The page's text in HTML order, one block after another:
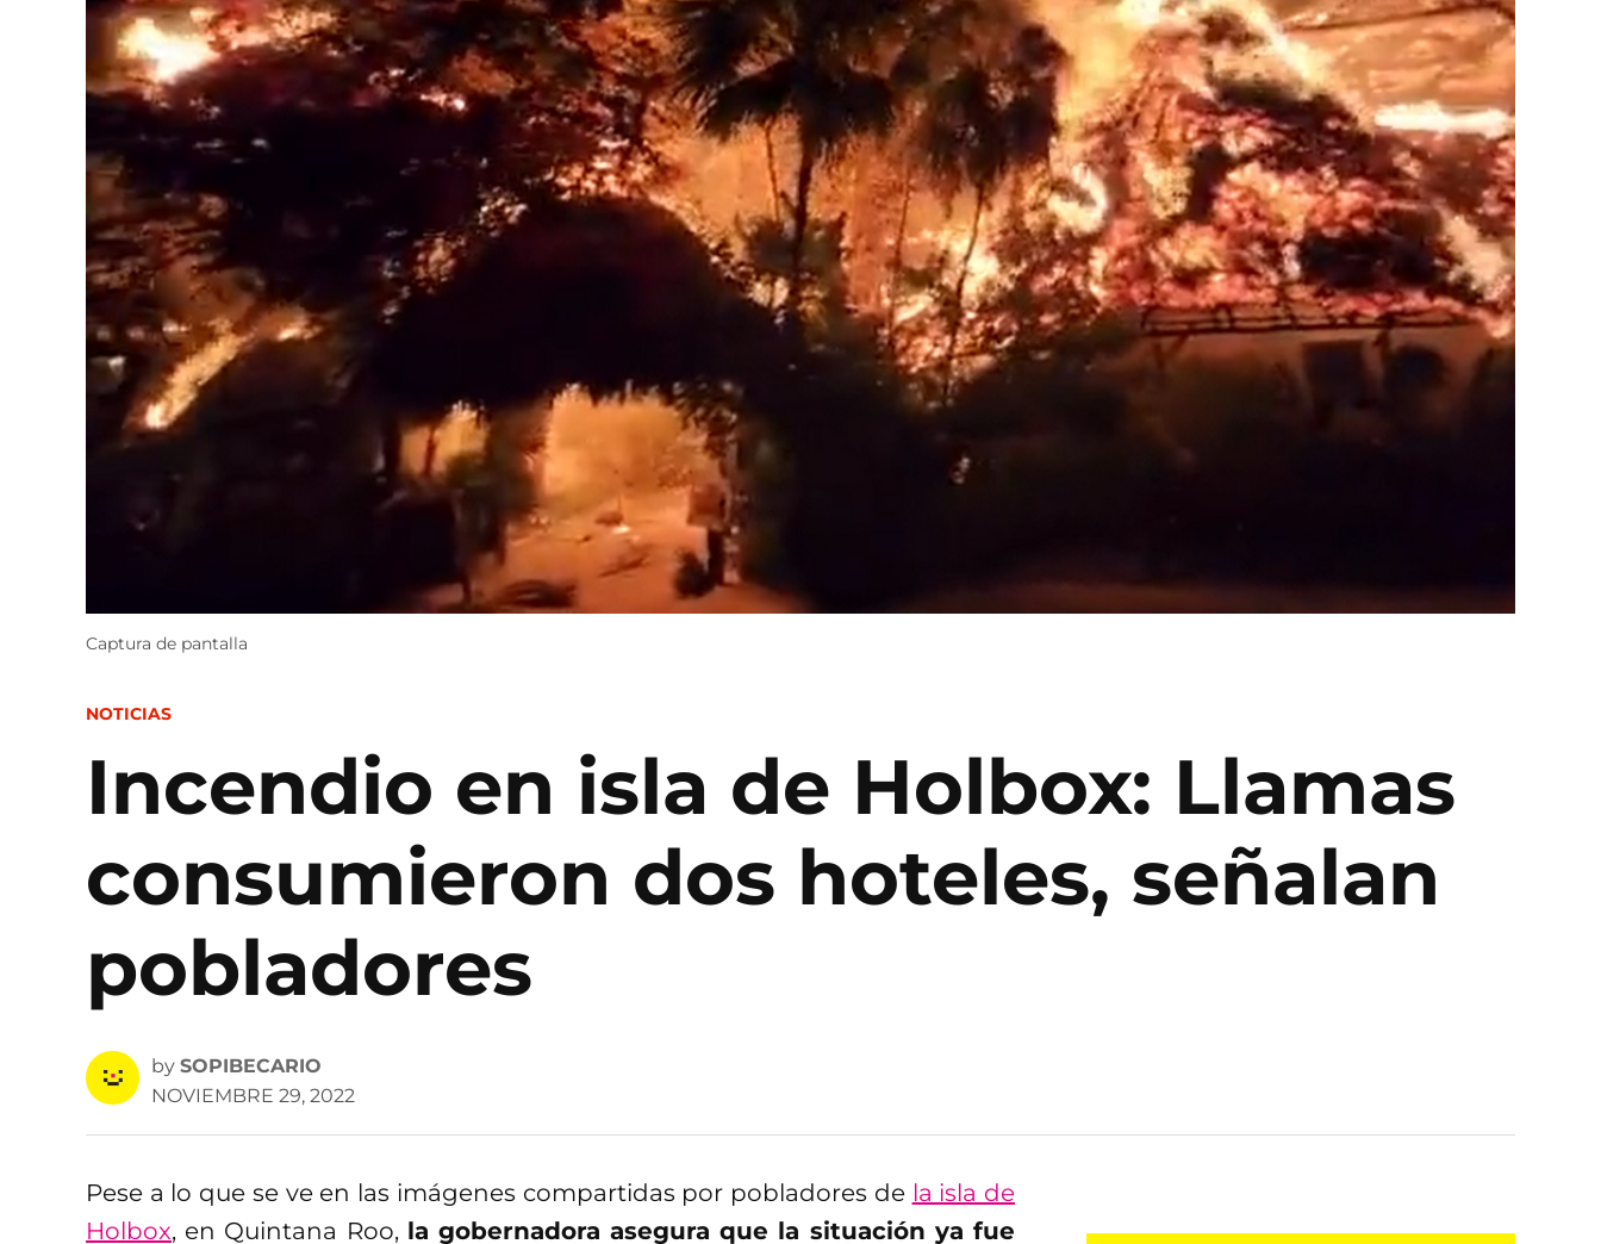
Captura de pantalla
POSTED
NOTICIAS
Incendio en isla de Holbox: Llamas
consumieron dos hoteles, señalan
pobladores
by SOPIBECARIO
NOVIEMBRE 29, 2022
Pese a lo que se ve en las imágenes compartidas por pobladores de la isla de
Holbox, en Quintana Roo, la gobernadora asegura que la situación ya fue